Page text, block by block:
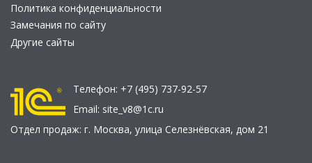
Политика конфиденциальности
Замечания по сайту
Другие сайты
Телефон: +7 (495) 737-92-57
Email: site_v8@1c.ru
Отдел продаж: г. Москва, улица Селезнёвская, дом 21